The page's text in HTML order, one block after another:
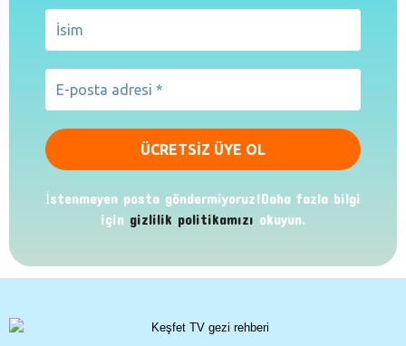
İstenmeyen posta göndermiyoruz!Daha fazla bilgi
için gizlilik politikamızı okuyun.